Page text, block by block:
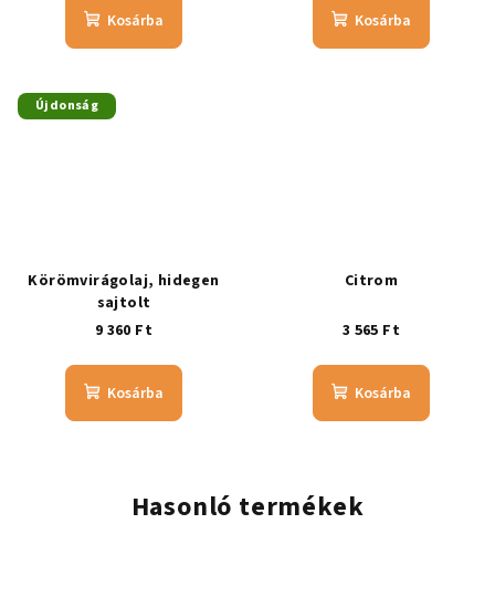
Kosárba Kosárba
Újdonság
Körömvirágolaj, hidegen
sajtolt
9 360 Ft
Kosárba
Citrom
3 565 Ft
Kosárba
Hasonló termékek